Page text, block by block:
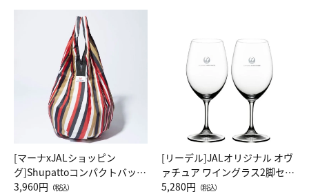
[マーナxJALショッピン
グ]Shupattoコンパクトバッグ
Drop JAL客室乗務員（LC）ス
3,960円 （税込）
[リーデル]JALオリジナル オヴ
ァチュア ワイングラス2脚セッ
ト（レッドワイン）
5,280円 （税込）